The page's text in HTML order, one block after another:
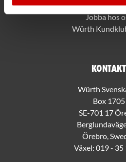
Jobba hos
Würth
Kontakt
Würth
Box 1705
SE-701 17
Örebro,
Växel: 019 - 35